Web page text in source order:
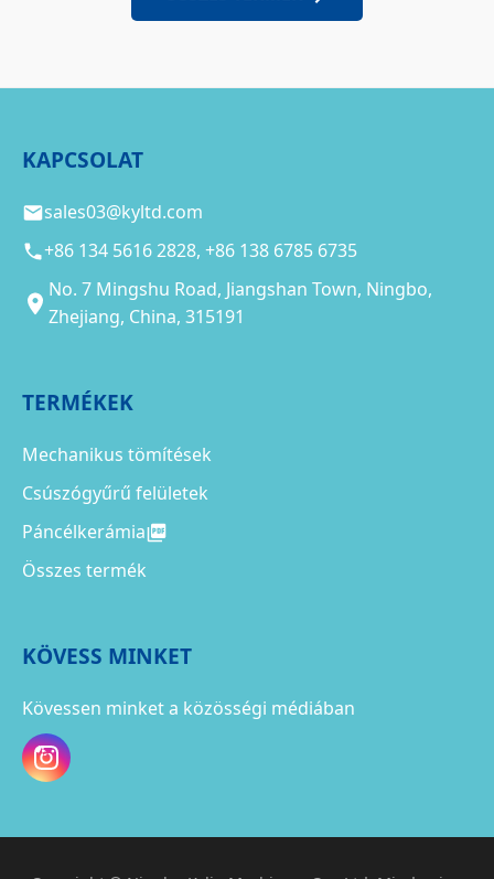
KAPCSOLAT
sales03@kyltd.com
+86 134 5616 2828, +86 138 6785 6735
No. 7 Mingshu Road, Jiangshan Town, Ningbo,
Zhejiang, China, 315191
TERMÉKEK
Mechanikus tömítések
Csúszógyűrű felületek
Páncélkerámia
Összes termék
KÖVESS MINKET
Kövessen minket a közösségi médiában